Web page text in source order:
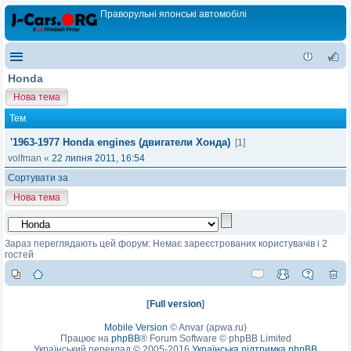
Праворульні японські автомобілі
Honda
Нова тема
Тем
'1963-1977 Honda engines (двигатели Хонда) [1]
volfman « 22 липня 2011, 16:54
Сортувати за
Нова тема
Зараз переглядають цей форум: Немає зареєстрованих користувачів і 2
гостей
[Full version]
Mobile Version ©Anvar (apwa.ru)
Працює на phpBB® Forum Software © phpBB Limited